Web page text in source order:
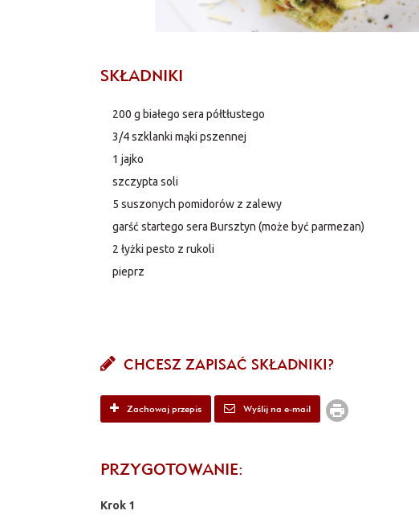
SKŁADNIKI
200 g białego sera półtłustego
3/4 szklanki mąki pszennej
1 jajko
szczypta soli
5 suszonych pomidorów z zalewy
garść startego sera Bursztyn (może być parmezan)
2 łyżki pesto z rukoli
pieprz
CHCESZ ZAPISAĆ SKŁADNIKI?
Zachowaj przepis Wyślij na e-mail
PRZYGOTOWANIE:
Krok 1